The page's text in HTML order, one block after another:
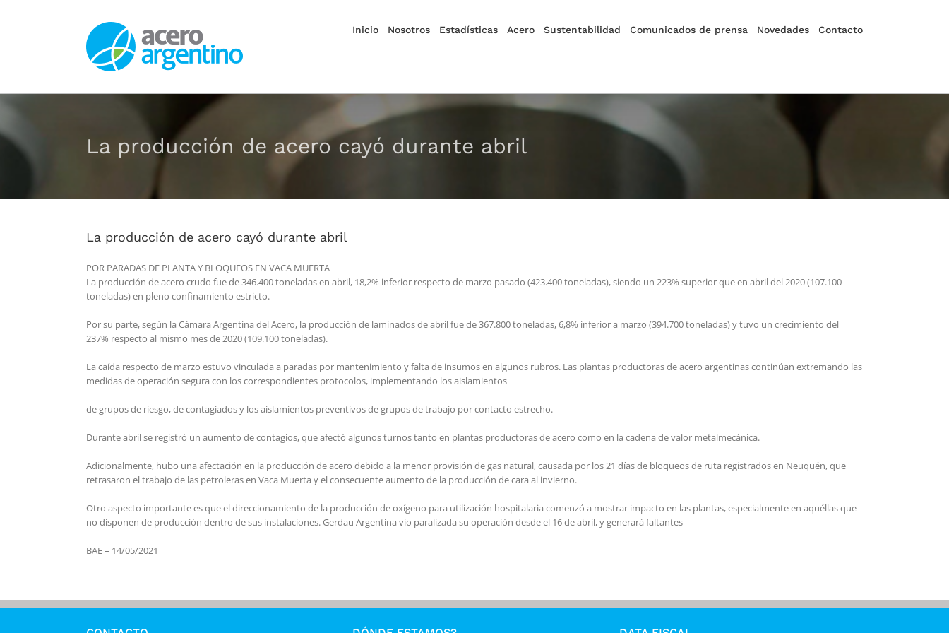
Inicio Nosotros Estadísticas Acero Sustentabilidad Comunicados de prensa Novedades Contacto
La producción de acero cayó durante abril
La producción de acero cayó durante abril
POR PARADAS DE PLANTA Y BLOQUEOS EN VACA MUERTA
La producción de acero crudo fue de 346.400 toneladas en abril, 18,2% inferior respecto de marzo pasado (423.400 toneladas), siendo un 223% superior que en abril del 2020 (107.100
toneladas) en pleno confinamiento estricto.
Por su parte, según la Cámara Argentina del Acero, la producción de laminados de abril fue de 367.800 toneladas, 6,8% inferior a marzo (394.700 toneladas) y tuvo un crecimiento del
237% respecto al mismo mes de 2020 (109.100 toneladas).
La caída respecto de marzo estuvo vinculada a paradas por mantenimiento y falta de insumos en algunos rubros. Las plantas productoras de acero argentinas continúan extremando las
medidas de operación segura con los correspondientes protocolos, implementando los aislamientos
de grupos de riesgo, de contagiados y los aislamientos preventivos de grupos de trabajo por contacto estrecho.
Durante abril se registró un aumento de contagios, que afectó algunos turnos tanto en plantas productoras de acero como en la cadena de valor metalmecánica.
Adicionalmente, hubo una afectación en la producción de acero debido a la menor provisión de gas natural, causada por los 21 días de bloqueos de ruta registrados en Neuquén, que
retrasaron el trabajo de las petroleras en Vaca Muerta y el consecuente aumento de la producción de cara al invierno.
Otro aspecto importante es que el direccionamiento de la producción de oxígeno para utilización hospitalaria comenzó a mostrar impacto en las plantas, especialmente en aquéllas que
no disponen de producción dentro de sus instalaciones. Gerdau Argentina vio paralizada su operación desde el 16 de abril, y generará faltantes
BAE – 14/05/2021